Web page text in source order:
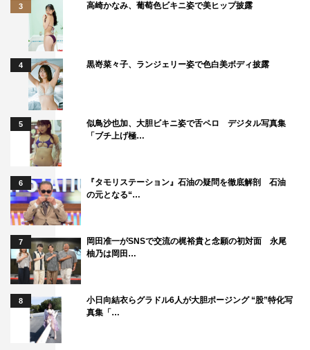
3 高崎かなみ、葡萄色ビキニ姿で美ヒップ披露
4 黒嵜菜々子、ランジェリー姿で色白美ボディ披露
5
似鳥沙也加、大胆ビキニ姿で舌ペロ デジタル写真集
「ブチ上げ極…
6
『タモリステーション』石油の疑問を徹底解剖 石油
の元となる“…
7
岡田准一がSNSで交流の梶裕貴と念願の初対面 永尾
柚乃は岡田…
8
小日向結衣らグラドル6人が大胆ポージング “股”特化写
真集「…